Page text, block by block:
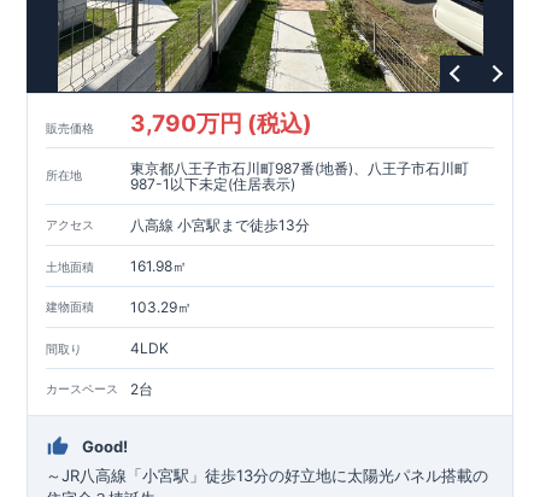
販売価格 3,790万円 (税込)
所在地
東京都八王子市石川町987番(地番)、八王子市石川町
987-1以下未定(住居表示)
アクセス 八高線 小宮駅まで徒歩13分
土地面積 161.98㎡
建物面積 103.29㎡
間取り 4LDK
カースペース 2台
Good!
～JR八高線「小宮駅」徒歩13分の好立地に太陽光パネル搭載の